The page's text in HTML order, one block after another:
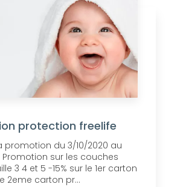
protection freelife
promotion du 3/10/2020 au
Promotion sur les couches
3 4 et 5 -15% sur le 1er carton
2eme carton pr...